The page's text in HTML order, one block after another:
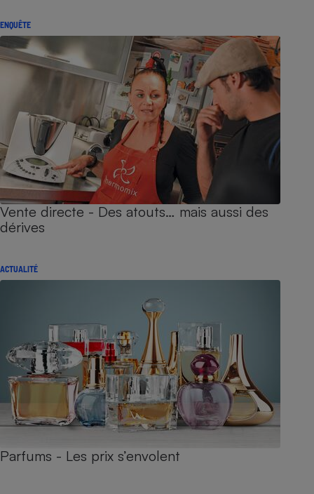
ENQUÊTE
Vente directe - Des atouts… mais aussi des
dérives
ACTUALITÉ
Parfums - Les prix s’envolent